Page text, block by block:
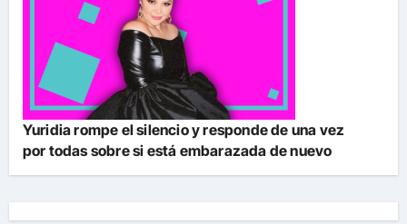
Yuridia rompe el silencio y responde de una vez
por todas sobre si está embarazada de nuevo